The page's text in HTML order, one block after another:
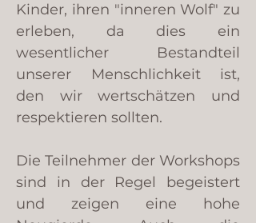
Kinder, ihren "inneren Wolf" zu
erleben, da dies ein
wesentlicher Bestandteil
unserer Menschlichkeit ist,
den wir wertschätzen und
respektieren sollten.
Die Teilnehmer der Workshops
sind in der Regel begeistert
und zeigen eine hohe